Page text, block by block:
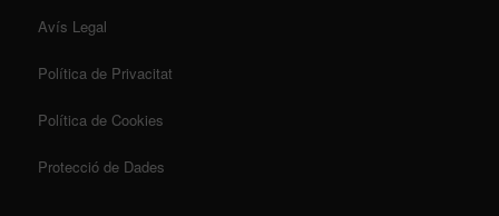
Avís Legal
Política de Privacitat
Política de Cookies
Protecció de Dades